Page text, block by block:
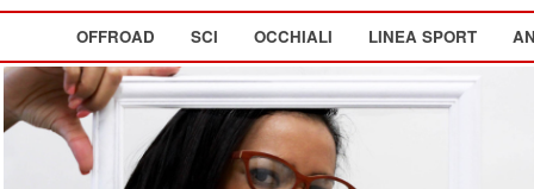
OFFROAD SCI OCCHIALI LINEA SPORT